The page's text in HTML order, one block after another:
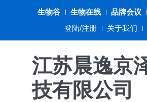
生物谷 生物在线 品牌会议
登陆/注册
关于我们
江苏晨逸京
技有限公司